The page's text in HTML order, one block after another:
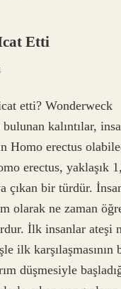
Etti
etti? Wonderweck
bulunan kalıntılar,
Homo erectus
erectus, yaklaşık
çıkan bir türdür.
olarak ne zaman
İlk insanlar ateşi
ilk karşılaşmasının
düşmesiyle